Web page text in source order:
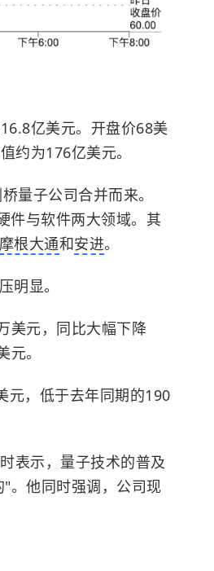
亿美元。开盘价68美
约为176亿美元。
量子公司合并而来。
件与软件两大领域。其
摩根大通和安进。
明显。
美元，同比大幅下降
。
元，低于去年同期的190
表示，量子技术的普及
。他同时强调，公司现